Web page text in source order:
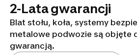
2-Lata gwarancji
Blat stołu, koła, systemy
metalowe podwozie są objęte
gwarancją.